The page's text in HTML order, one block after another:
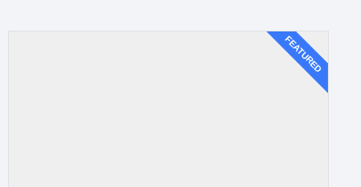
FEATURED